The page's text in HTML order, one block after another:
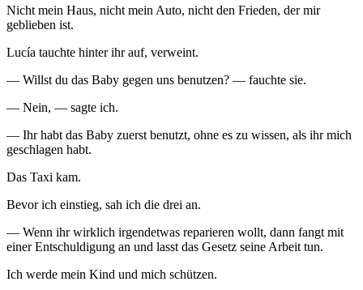
Nicht mein Haus, nicht mein Auto, nicht den Frieden, der mir
geblieben ist.
Lucía tauchte hinter ihr auf, verweint.
— Willst du das Baby gegen uns benutzen? — fauchte sie.
— Nein, — sagte ich.
— Ihr habt das Baby zuerst benutzt, ohne es zu wissen, als ihr mich
geschlagen habt.
Das Taxi kam.
Bevor ich einstieg, sah ich die drei an.
— Wenn ihr wirklich irgendetwas reparieren wollt, dann fangt mit
einer Entschuldigung an und lasst das Gesetz seine Arbeit tun.
Ich werde mein Kind und mich schützen.